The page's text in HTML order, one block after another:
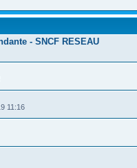
- SNCF RESEAU
11:16